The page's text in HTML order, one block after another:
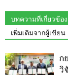
บทความที่เกี่ยวข้อง
เพิ่มเติมจากผู้เขียน
ก
วิ